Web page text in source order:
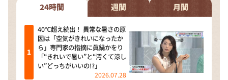
24時間 週間 月間
40℃超え続出！ 異常な暑さの原
因は「空気がきれいになったか
ら」専門家の指摘に眞鍋かをり
「“きれいで暑い”と“汚くて涼し
い”どっちがいいの!?」
2026.07.28